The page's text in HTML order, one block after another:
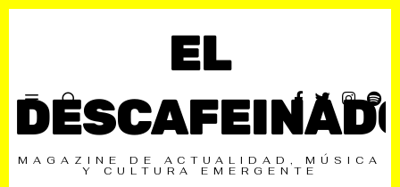
EL
MAGAZINE DE ACTUALIDAD, MÚSICA
Y CULTURA EMERGENTE